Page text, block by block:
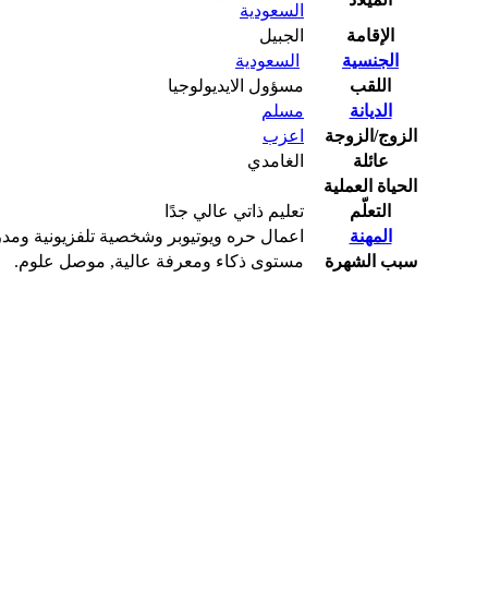
السعودية
الإقامة
الجبيل
الجنسية
السعودية
اللقب
مسؤول الايديولوجيا
الديانة
مسلم
الزوج/الزوجة
اعزب
عائلة
الغامدي
الحياة العملية
التعلّم
تعليم ذاتي عالي جدًا
المهنة
اعمال حره ويوتيوبر وشخصية تلفزيونية
سبب الشهرة
مستوى ذكاء ومعرفة عالية, موصل علوم.